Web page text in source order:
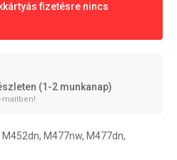
fizetésre nincs
(1-2 munkanap)
mailben!
M477nw, M477dn,